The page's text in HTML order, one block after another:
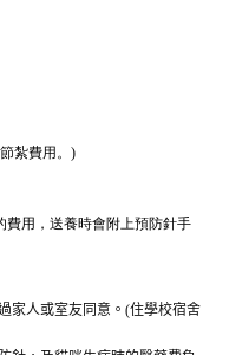
紮費用。)
費用，送養時會附上預防針手
家人或室友同意。 (住學校宿舍